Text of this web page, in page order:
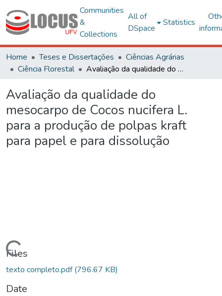
Communities
&
Collections
All of
DSpace
Statistics
Home Teses e Dissertações
Ciências Agrárias
Ciência Florestal
Avaliação da qualidade do mesocarpo de Cocos nucifera L. para a produção de polpas kraft para papel e para dissolução
Avaliação da qualidade do
mesocarpo de Cocos nucifera L.
para a produção de polpas kraft
para papel e para dissolução
Files
texto completo.pdf(796.67 KB)
Date